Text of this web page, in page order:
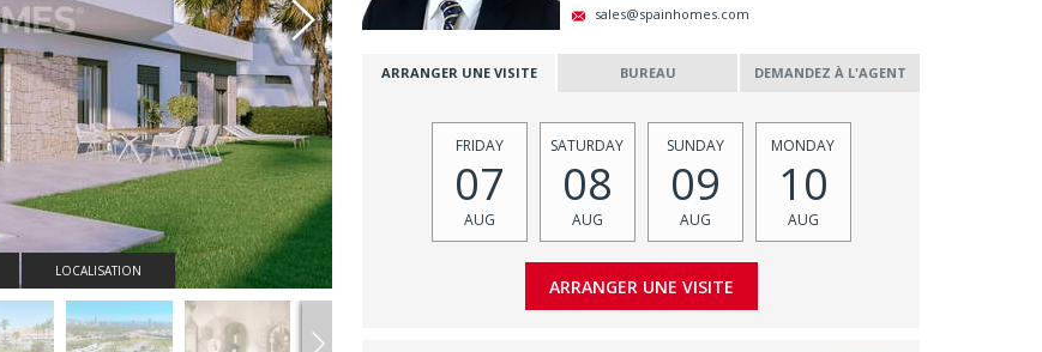
LOCALISATION
sales@spainhomes.com
ARRANGER UNE VISITE BUREAU DEMANDEZ À L'AGENT
FRIDAY
07
AUG
SATURDAY
08
AUG
SUNDAY
09
AUG
MONDAY
10
AUG